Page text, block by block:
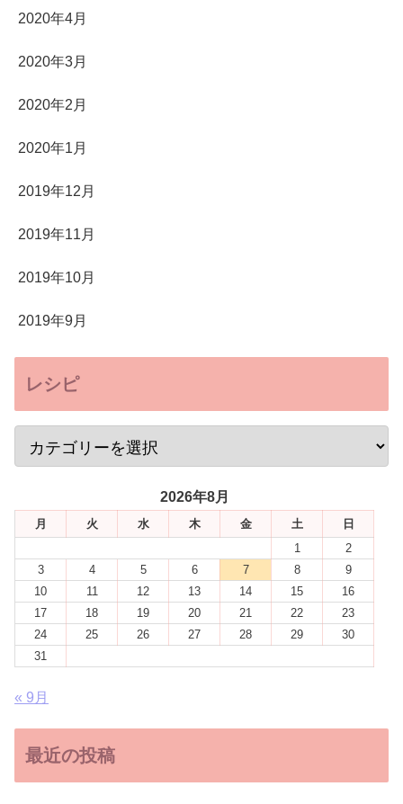
2020年4月
2020年3月
2020年2月
2020年1月
2019年12月
2019年11月
2019年10月
2019年9月
レシピ
2026年8月
月 火 水 木 金 土
日
1
2
3
4 5 6 7 8
9
10
11 12 13 14 15
16
17
18 19 20 21 22
23
24
25 26 27 28 29
30
31
« 9月
最近の投稿